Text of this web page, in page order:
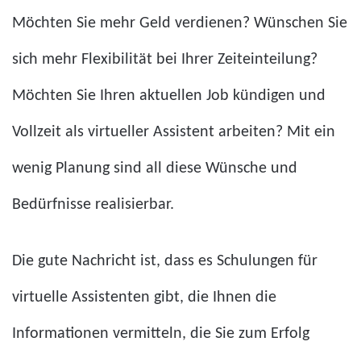
Möchten Sie mehr Geld verdienen? Wünschen Sie
sich mehr Flexibilität bei Ihrer Zeiteinteilung?
Möchten Sie Ihren aktuellen Job kündigen und
Vollzeit als virtueller Assistent arbeiten? Mit ein
wenig Planung sind all diese Wünsche und
Bedürfnisse realisierbar.
Die gute Nachricht ist, dass es Schulungen für
virtuelle Assistenten gibt, die Ihnen die
Informationen vermitteln, die Sie zum Erfolg